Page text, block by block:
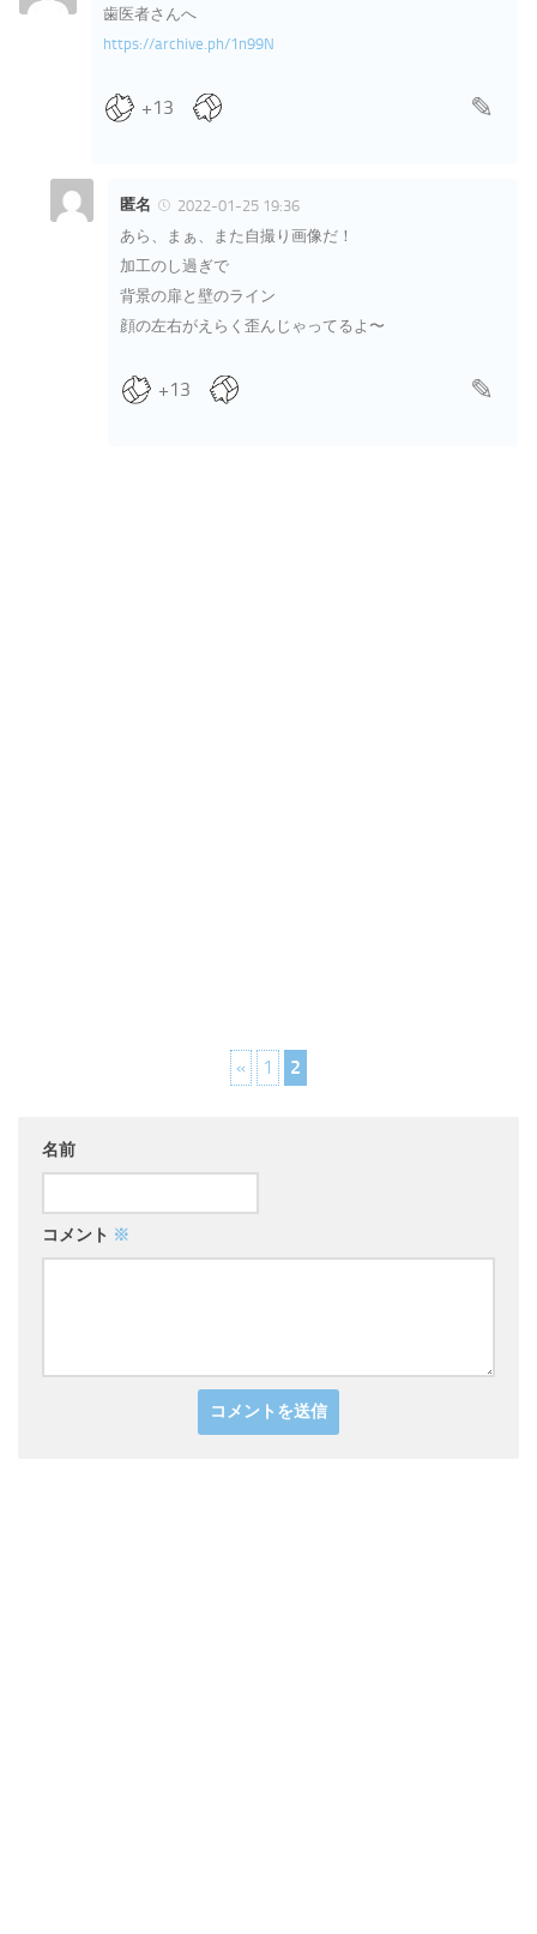
歯医者さんへ
https://archive.ph/1n99N
+13
匿名
2022-01-25 19:36
あら、まぁ、また自撮り画像だ！
加工のし過ぎで
背景の扉と壁のライン
顔の左右がえらく歪んじゃってるよ〜
+13
« 1 2
名前
コメント ※